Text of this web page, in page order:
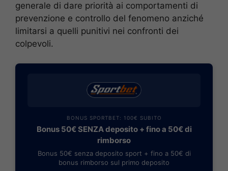
generale di dare priorità ai comportamenti di
prevenzione e controllo del fenomeno anziché
limitarsi a quelli punitivi nei confronti dei
colpevoli.
BONUS SPORTBET: 100€ SUBITO
Bonus 50€ SENZA deposito + fino a 50€ di
rimborso
Bonus 50€ senza deposito sport + fino a 50€ di
bonus rimborso sul primo deposito